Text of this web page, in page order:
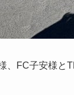
、FC子安様と